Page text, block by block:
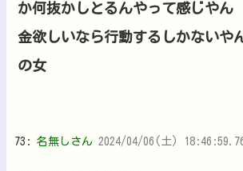
か何抜かしとるんやって感じやん
金欲しいなら行動するしかないや
の女
73: 名無しさん 2024/04/06(土)